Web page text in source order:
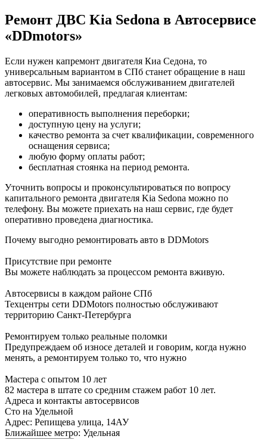
Ремонт ДВС Kia Sedona в Автосервисе
«DDmotors»
Если нужен капремонт двигателя Киа Седона, то
универсальным вариантом в СПб станет обращение в наш
автосервис. Мы занимаемся обслуживанием двигателей
легковых автомобилей, предлагая клиентам:
оперативность выполнения переборки;
доступную цену на услуги;
качество ремонта за счет квалификации, современного
оснащения сервиса;
любую форму оплаты работ;
бесплатная стоянка на период ремонта.
Уточнить вопросы и проконсультироваться по вопросу
капитального ремонта двигателя Kia Sedona можно по
телефону. Вы можете приехать на наш сервис, где будет
оперативно проведена диагностика.
Почему выгодно ремонтировать авто в DDMotors
Присутствие при ремонте
Вы можете наблюдать за процессом ремонта вживую.
Автосервисы в каждом районе СПб
Техцентры сети DDMotors полностью обслуживают
территорию Санкт-Петербурга
Ремонтируем только реальные поломки
Предупреждаем об износе деталей и говорим, когда нужно
менять, а ремонтируем только то, что нужно
Мастера с опытом 10 лет
82 мастера в штате со средним стажем работ 10 лет.
Адреса и контакты автосервисов
Сто на Удельной
Адрес: Репищева улица, 14АУ
Ближайшее метро: Удельная